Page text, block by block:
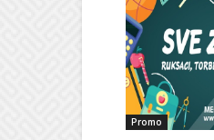
Promo